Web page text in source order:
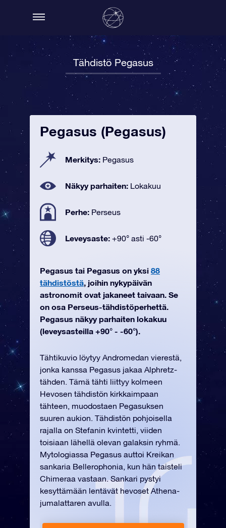
Tähdistö Pegasus
Pegasus (Pegasus)
Merkitys: Pegasus
Näkyy parhaiten: Lokakuu
Perhe: Perseus
Leveysaste: +90° asti -60°
Pegasus tai Pegasus on yksi 88
tähdistöstä, joihin nykypäivän
astronomit ovat jakaneet taivaan. Se
on osa Perseus-tähdistöperhettä.
Pegasus näkyy parhaiten lokakuu
(leveysasteilla +90° - -60°).
Tähtikuvio löytyy Andromedan vierestä,
jonka kanssa Pegasus jakaa Alphretz-
tähden. Tämä tähti liittyy kolmeen
Hevosen tähdistön kirkkaimpaan
tähteen, muodostaen Pegasuksen
suuren aukion. Tähdistön pohjoisella
rajalla on Stefanin kvintetti, viiden
toisiaan lähellä olevan galaksin ryhmä.
Mytologiassa Pegasus auttoi Kreikan
sankaria Bellerophonia, kun hän taisteli
Chimeraa vastaan. Sankari pystyi
kesyttämään lentävät hevoset Athena-
jumalattaren avulla.